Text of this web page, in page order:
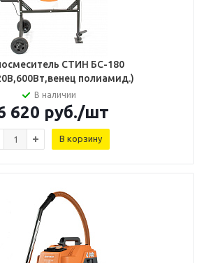
СТИН БС-180
полиамид.)
В наличии
620 руб./шт
В корзину